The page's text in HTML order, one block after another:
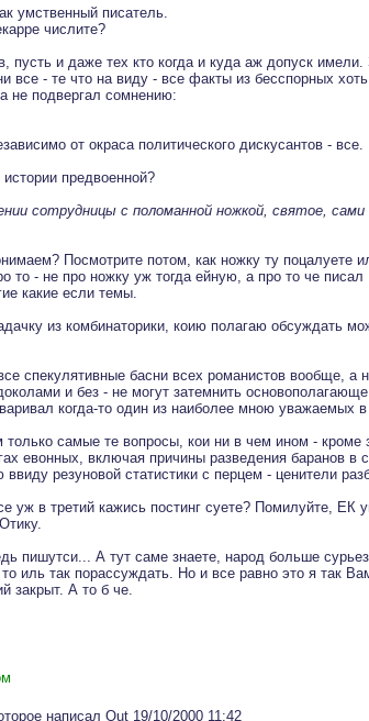
умственный писатель.
числите?
пусть и даже тех кто когда и куда аж допуск
все - те что на виду - все факты из бесспорных
не подвергал сомнению:
от окраса политического дискусантов - все.
предвоенной?
сотрудницы с поломанной ножкой, святое,
Посмотрите потом, как ножку ту поцалуете
то - не про ножку уж тогда ейную, а про то че
какие если темы.
из комбинаторики, коию полагаю обсуждать
спекулятивные басни всех романистов вообще, а
и без - не могут затемнить
когда-то один из наиболее мною уважаемых
самые те вопросы, кои ни в чем ином - кроме
евонных, включая причины разведения баранов в
резуновой статистики с перцем - ценители
уж в третий кажись постинг суете? Помилуйте, ЕК
пишутси... А тут саме знаете, народ больше
иль так порассуждать. Но и все равно это я так
закрыт. А то б че.
написал Out 19/10/2000 11:42